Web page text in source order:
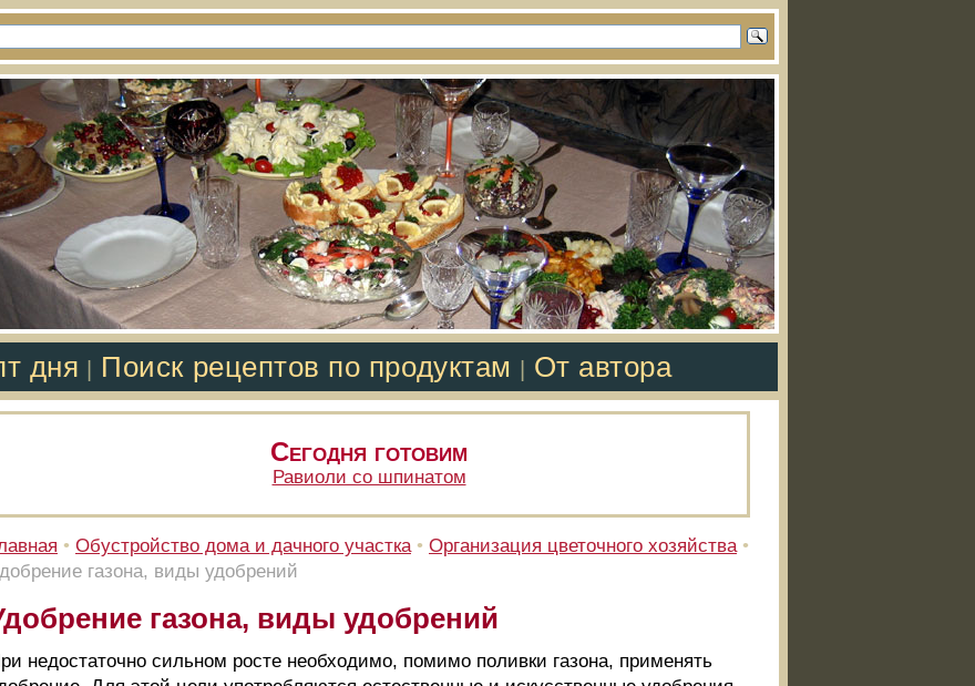
дня Поиск рецептов по продуктам От автора
Сегодня готовим
Равиоли со шпинатом
• Обустройство дома и дачного участка • Организация цветочного хозяйства •
газона, виды удобрений
газона, виды удобрений
недостаточно сильном росте необходимо, помимо поливки газона, применять